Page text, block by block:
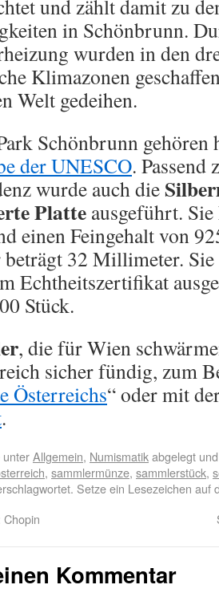
und zählt damit zu
in Schönbrunn.
wurden in den
Klimazonen
Welt gedeihen.
Schönbrunn gehören
der UNESCO. Passend
wurde auch die
Platte ausgeführt.
einen Feingehalt von
beträgt 32 Millimeter.
Echtheitszertifikat
Stück.
, die für Wien
sicher fündig, zum
Österreichs“ oder mit
.
unterAllgemein, Numismatikabgelegt
, sammlermünze, sammlerstück,
Setze ein Lesezeichen auf
Kommentar